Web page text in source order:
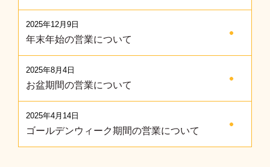
2025年12月9日
年末年始の営業について
2025年8月4日
お盆期間の営業について
2025年4月14日
ゴールデンウィーク期間の営業について